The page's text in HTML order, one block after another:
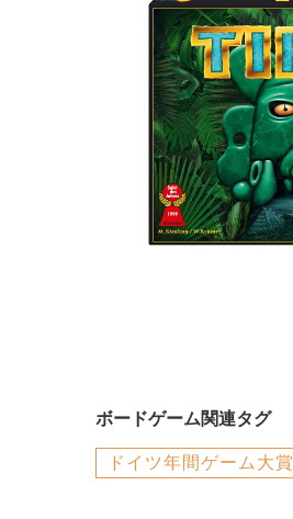
ボードゲーム関連タグ
ドイツ年間ゲーム大賞